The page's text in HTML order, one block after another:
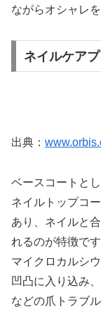
ながらオシャレ
ネイルケア
出典：
ベースコートと
ネイルトップコ
あり、ネイルと
れるのが特徴です
マイクロカルシ
凹凸に入り込み
などの爪トラブ